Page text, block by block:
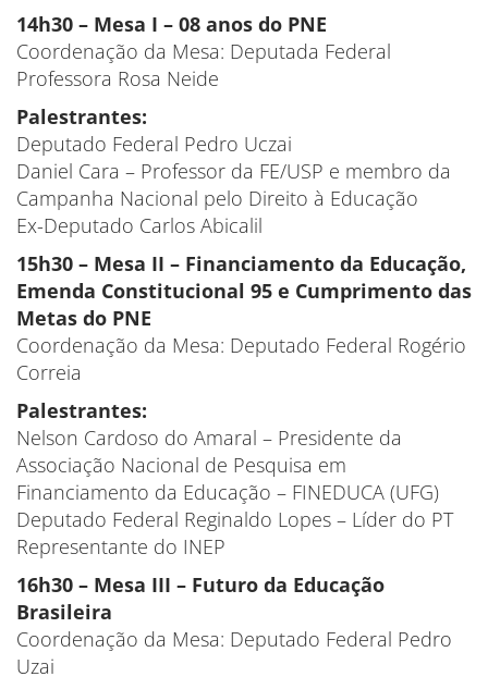
14h30 – Mesa I – 08 anos do PNE
Coordenação da Mesa: Deputada Federal
Professora Rosa Neide
Palestrantes:
Deputado Federal Pedro Uczai
Daniel Cara – Professor da FE/USP e membro da
Campanha Nacional pelo Direito à Educação
Ex-Deputado Carlos Abicalil
15h30 – Mesa II – Financiamento da Educação,
Emenda Constitucional 95 e Cumprimento das
Metas do PNE
Coordenação da Mesa: Deputado Federal Rogério
Correia
Palestrantes:
Nelson Cardoso do Amaral – Presidente da
Associação Nacional de Pesquisa em
Financiamento da Educação – FINEDUCA (UFG)
Deputado Federal Reginaldo Lopes – Líder do PT
Representante do INEP
16h30 – Mesa III – Futuro da Educação
Brasileira
Coordenação da Mesa: Deputado Federal Pedro
Uzai